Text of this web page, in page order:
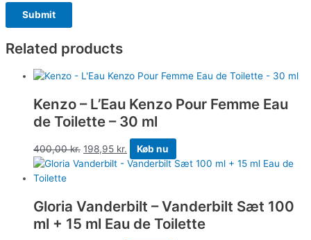
Related products
Kenzo – L’Eau Kenzo Pour Femme Eau
de Toilette – 30 ml
400,00kr. 198,95 kr. Køb nu
Gloria Vanderbilt – Vanderbilt Sæt 100
ml + 15 ml Eau de Toilette